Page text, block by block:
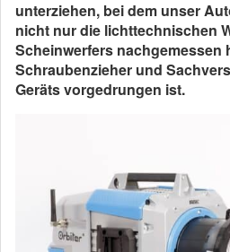
unterziehen, bei dem unser
nicht nur die lichttechnischen
Scheinwerfers nachgemessen
Schraubenzieher und
Geräts vorgedrungen ist.